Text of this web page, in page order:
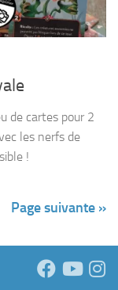
de cartes pour 2
les nerfs de
!
Page suivante »